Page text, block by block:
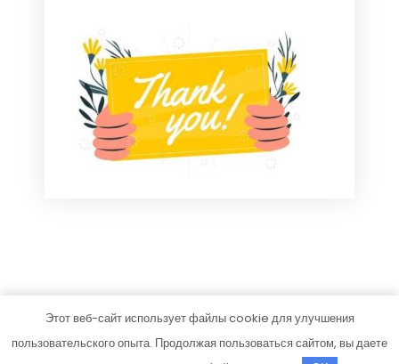
stroy-m.su
Этот веб-сайт использует файлы cookie для улучшения
пользовательского опыта. Продолжая пользоваться сайтом, вы даете